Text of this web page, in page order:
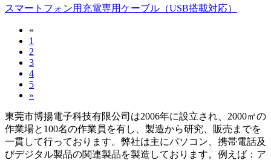
スマートフォン用充電専用ケーブル（USB搭載対応）
«
1
2
3
4
5
»
東莞市博揚電子科技有限公司は2006年に設立され、2000㎡の
作業場と100名の作業員を有し、製造から研究、販売までを
一貫して行っております。弊社は主にパソコン、携帯電話及
びデジタル製品の関連製品を製造しております。例えば：ア